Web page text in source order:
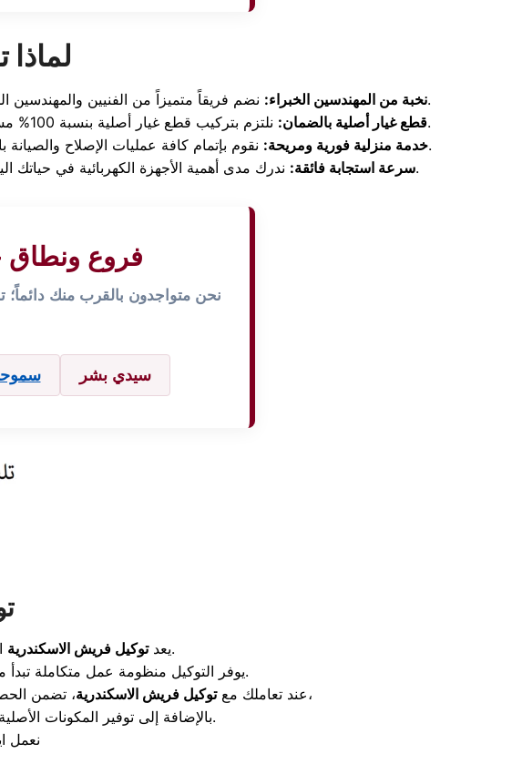
نخبة من المهندسين الخبراء:نضم فريقاً متميزاً من الفنيين والمهندسين المدربين داخل المصانع الرئيسية، مما يضمن تشخيص العطل بدقة من الزيارة الأولى وتوفير الوقت والمال.
قطع غيار أصلية بالضمان:نلتزم بتركيب قطع غيار أصلية بنسبة 100% مستوردة ومخصصة لموديل جهازك، ونمنحك عليها شهادة ضمان معتمدة تضمن لك حق إعادة الصيانة مجاناً.
خدمة منزلية فورية ومريحة:نقوم بإتمام كافة عمليات الإصلاح والصيانة بالكامل داخل منزلك وأمام عينيك، دون الحاجة نهائياً لنقل الجهاز إلى المركز وتحمل تكاليف شحن إضافية.
سرعة استجابة فائقة:ندرك مدى أهمية الأجهزة الكهربائية في حياتك اليومية، لذلك نتحرك فوراً فور استقبال البلاغ لنصل إلى باب منزلك في الإسكندرية خلال 24 ساعة فقط.
فروع ونطاق
نحن متواجدون بالقرب منك دائماً؛
سيدي بشر
يعدتوكيل فريش الاسكندرية
الوجهة الأولى والآمنة لجميع مستخدمي أجهزة فريش في المحافظة.
يوفر التوكيل منظومة عمل متكاملة تبدأ من استقبال البلاغ وحتى إتمام الإصلاح المنزلي بنجاح تحت إشراف هندسي كامل.
عند تعاملك معتوكيل فريش الاسكندرية
، تضمن الحصول على الدعم الفني من مهندسين معتمدين تم تدريبهم على الكتالوجات القياسية للتصنيع،
بالإضافة إلى توفير المكونات الأصلية بالكامل مع فواتير معتمدة تضمن استقرار الأداء ومنع تكرار العطل مجدداً.
نعمل